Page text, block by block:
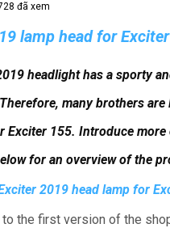
đã xem
lamp head for
headlight has a sporty
many brothers
Exciter 155. Introduce
for an overview of the
2019 head lamp for
the first version of the